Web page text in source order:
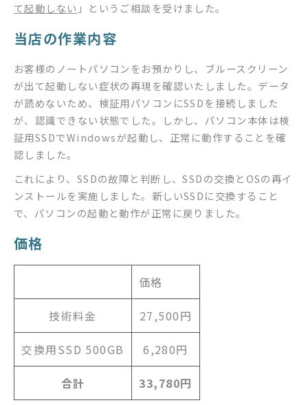
て起動しない 」というご相談を受けました。
当店の作業内容
お客様のノートパソコンをお預かりし、ブルースクリーン
が出て起動しない症状の再現を確認いたしました。データ
が読めないため、検証用パソコンにSSDを接続しました
が、認識できない状態でした。しかし、パソコン本体は検
証用SSDでWindowsが起動し、正常に動作することを確
認しました。
これにより、SSDの故障と判断し、SSDの交換とOSの再イ
ンストールを実施しました。新しいSSDに交換すること
で、パソコンの起動と動作が正常に戻りました。
価格
価格
技術料金 27,500円
交換用SSD 500GB 6,280円
合計 33,780円